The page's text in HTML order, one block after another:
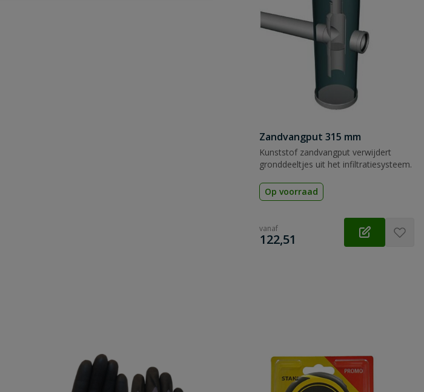
Zandvangput 315 mm
Kunststof zandvangput verwijdert
gronddeeltjes uit het infiltratiesysteem.
Op voorraad
vanaf
€
122,51